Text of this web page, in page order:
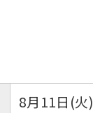
8月11日(火)